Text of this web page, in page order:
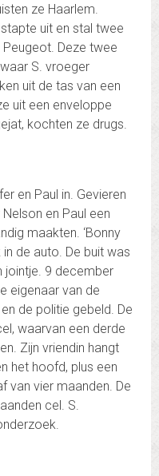
ze Haarlem.
uit en stal twee
Deze twee
S. vroeger
uit de tas van een
uit een enveloppe
kochten ze drugs.
en Paul in. Gevieren
en Paul een
maakten. ‘Bonny
de auto. De buit was
jointje. 9 december
eigenaar van de
de politie gebeld. De
waarvan een derde
Zijn vriendin hangt
het hoofd, plus een
van vier maanden. De
cel. S.